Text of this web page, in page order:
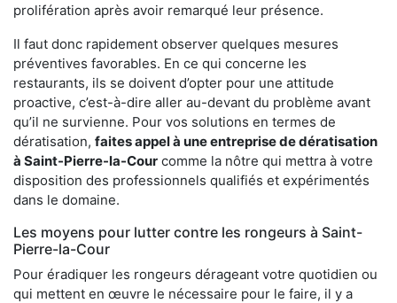
prolifération après avoir remarqué leur présence.
Il faut donc rapidement observer quelques mesures
préventives favorables. En ce qui concerne les
restaurants, ils se doivent d’opter pour une attitude
proactive, c’est-à-dire aller au-devant du problème avant
qu’il ne survienne. Pour vos solutions en termes de
dératisation, faites appel à une entreprise de dératisation
à Saint-Pierre-la-Cour comme la nôtre qui mettra à votre
disposition des professionnels qualifiés et expérimentés
dans le domaine.
Les moyens pour lutter contre les rongeurs à Saint-
Pierre-la-Cour
Pour éradiquer les rongeurs dérageant votre quotidien ou
qui mettent en œuvre le nécessaire pour le faire, il y a